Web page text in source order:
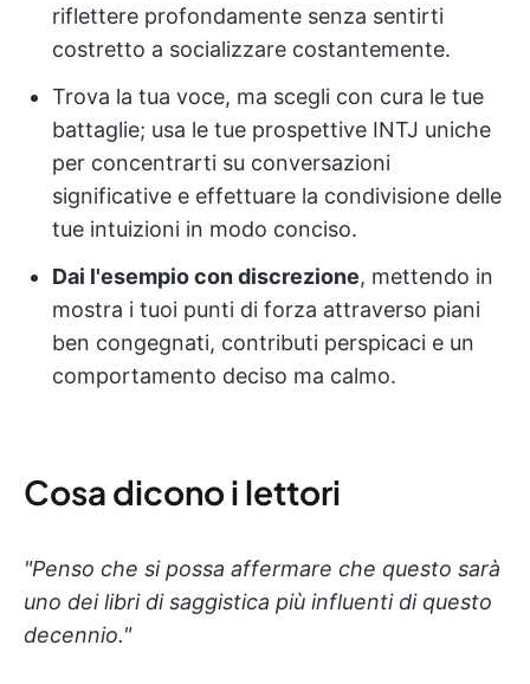
riflettere profondamente senza sentirti
costretto a socializzare costantemente.
Trova la tua voce, ma scegli con cura le tue
battaglie; usa le tue prospettive INTJ uniche
per concentrarti su conversazioni
significative e effettuare la condivisione delle
tue intuizioni in modo conciso.
Dai l'esempio con discrezione, mettendo in
mostra i tuoi punti di forza attraverso piani
ben congegnati, contributi perspicaci e un
comportamento deciso ma calmo.
Cosa dicono i lettori
"Penso che si possa affermare che questo sarà
uno dei libri di saggistica più influenti di questo
decennio."